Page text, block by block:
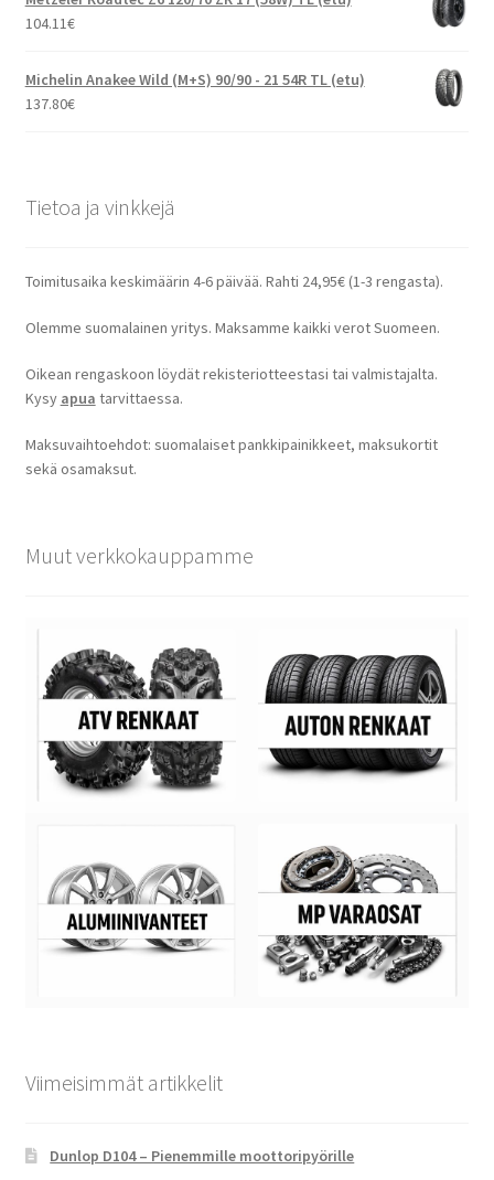
104.11€
Michelin Anakee Wild (M+S) 90/90 - 21 54R TL (etu)
137.80€
Tietoa ja vinkkejä
Toimitusaika keskimäärin 4-6 päivää. Rahti 24,95€ (1-3 rengasta).
Olemme suomalainen yritys. Maksamme kaikki verot Suomeen.
Oikean rengaskoon löydät rekisteriotteestasi tai valmistajalta.
Kysy apua tarvittaessa.
Maksuvaihtoehdot: suomalaiset pankkipainikkeet, maksukortit
sekä osamaksut.
Muut verkkokauppamme
Viimeisimmät artikkelit
Dunlop D104 – Pienemmille moottoripyörille